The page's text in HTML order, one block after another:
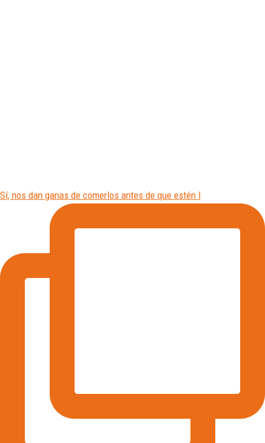
Sí, nos dan ganas de comerlos antes de que estén l